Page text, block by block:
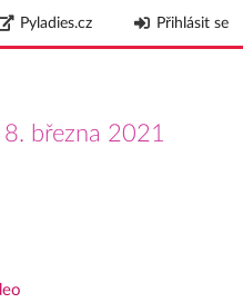
Pyladies.cz Přihlásit se
8. března 2021